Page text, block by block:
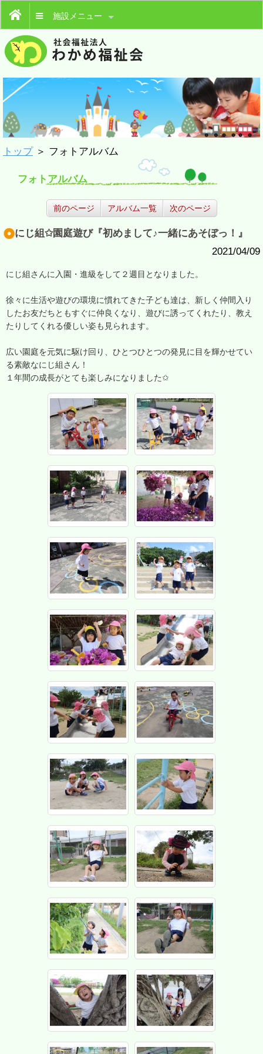
施設メニュー
トップ＞ フォトアルバム
フォトアルバム
前のページ アルバム一覧 次のページ
にじ組✩園庭遊び『初めまして♪一緒にあそぼっ！』
2021/04/09
にじ組さんに入園・進級をして２週目となりました。
徐々に生活や遊びの環境に慣れてきた子ども達は、新しく仲間入り
したお友だちともすぐに仲良くなり、遊びに誘ってくれたり、教え
たりしてくれる優しい姿も見られます。
広い園庭を元気に駆け回り、ひとつひとつの発見に目を輝かせてい
る素敵なにじ組さん！
１年間の成長がとても楽しみになりました✩